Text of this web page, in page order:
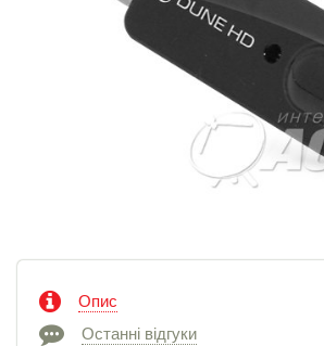
Опис
Останні відгуки